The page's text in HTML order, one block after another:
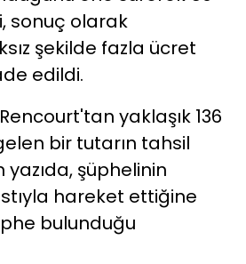
sonuç olarak
şekilde fazla ücret
edildi.
yaklaşık 136
bir tutarın tahsil
şüphelinin
hareket ettiğine
bulunduğu